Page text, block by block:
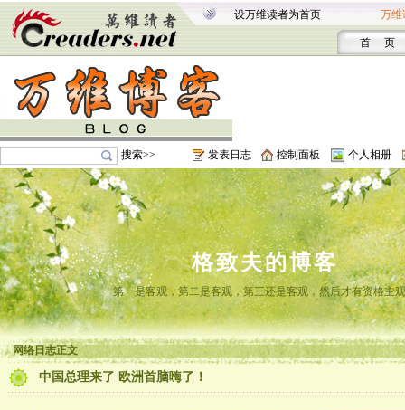
设万维读者为首页 万维
首 页
搜索>> 发表日志 控制面板 个人相册
格致夫的博客
第一是客观，第二是客观，第三还是客观，然后才有资格主
网络日志正文
中国总理来了 欧洲首脑嗨了！